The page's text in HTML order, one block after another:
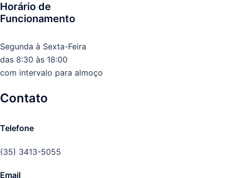
Horário de
Funcionamento
Segunda à Sexta-Feira
das 8:30 às 18:00
com intervalo para almoço
Contato
Telefone
(35) 3413-5055
Email